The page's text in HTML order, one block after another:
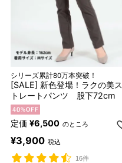
シリーズ累計80万本突破！
[SALE] 新色登場！ラクの美ス
トレートパンツ 股下72cm
定価 ¥6,500 のところ
¥3,900 税込
16件